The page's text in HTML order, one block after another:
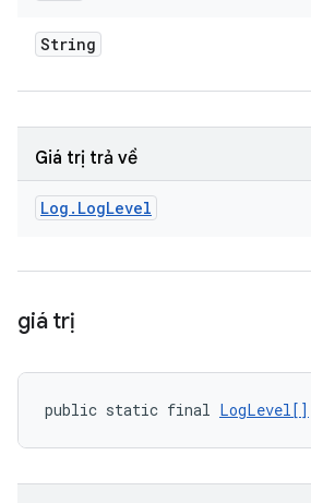
String
Giá trị trả về
Log . LogLevel
giá trị
public static final LogLevel[]